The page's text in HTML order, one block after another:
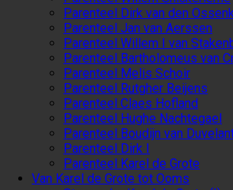
Parenteel Dirk van den
Parenteel Jan van Aerssen
Parenteel Willem I van
Parenteel Bartholomeus van
Parenteel Melis Schoir
Parenteel Rutgher Beijens
Parenteel Claes Hofland
Parenteel Hughe Nachtegael
Parenteel Boudijn van
Parenteel Dirk I
Parenteel Karel de Grote
Van Karel de Grote tot Ooms